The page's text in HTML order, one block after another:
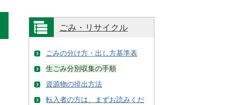
ごみ・リサイクル
ごみの分け方・出し方基準表
生ごみ分別収集の手順
資源物の排出方法
転入者の方は、まずお読みくだ